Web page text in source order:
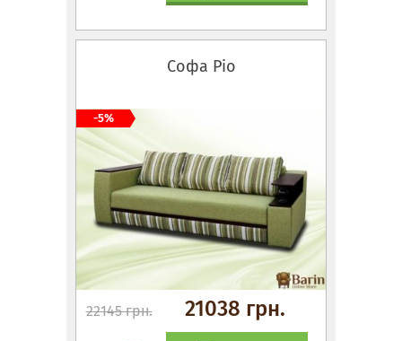
Софа Ріо
22145 грн. 21038 грн.
-5%